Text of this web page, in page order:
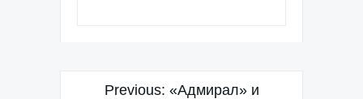
Навигация
Previous: «Адмирал» и